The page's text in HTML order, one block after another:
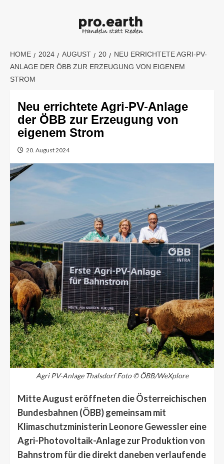
HOME 2024 AUGUST 20
NEU ERRICHTETE AGRI-PV-
ANLAGE DER ÖBB ZUR ERZEUGUNG VON EIGENEM
STROM
Neu errichtete Agri-PV-Anlage
der ÖBB zur Erzeugung von
eigenem Strom
20. August 2024
Agri PV-Anlage Thalsdorf Foto © ÖBB/WeXplore
Mitte August eröffneten die Österreichischen
Bundesbahnen (ÖBB) gemeinsam mit
Klimaschutzministerin Leonore Gewessler eine
Agri-Photovoltaik-Anlage zur Produktion von
Bahnstrom für die direkt daneben verlaufende